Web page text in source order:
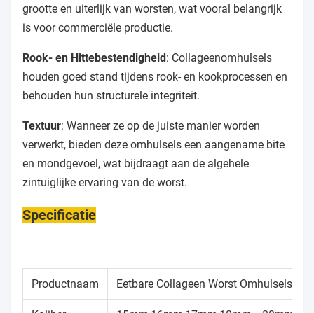
grootte en uiterlijk van worsten, wat vooral belangrijk
is voor commerciële productie.
Rook- en Hittebestendigheid: Collageenomhulsels
houden goed stand tijdens rook- en kookprocessen en
behouden hun structurele integriteit.
Textuur: Wanneer ze op de juiste manier worden
verwerkt, bieden deze omhulsels een aangename bite
en mondgevoel, wat bijdraagt aan de algehele
zintuiglijke ervaring van de worst.
Specificatie
Productnaam Eetbare Collageen Worst Omhulsels